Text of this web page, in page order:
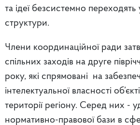
та ідеї безсистемно переходять
структури.
Члени координаційної ради
спільних заходів на друге
року, які спрямовані на
інтелектуальної власності
території регіону. Серед них -
нормативно-правової бази в